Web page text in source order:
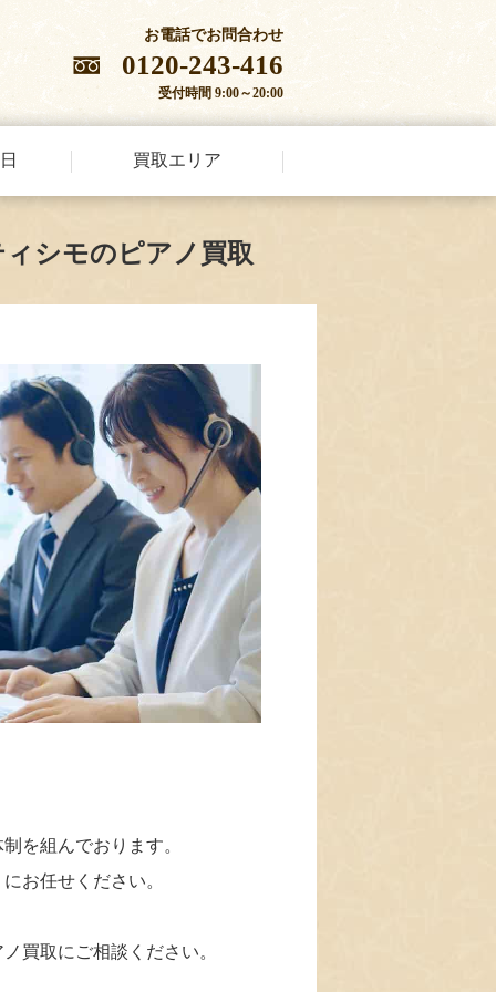
お電話でお問合わせ
0120-243-416
受付時間 9:00～20:00
買取エリア
シモのピアノ買取
を組んでおります。
お任せください。
買取にご相談ください。